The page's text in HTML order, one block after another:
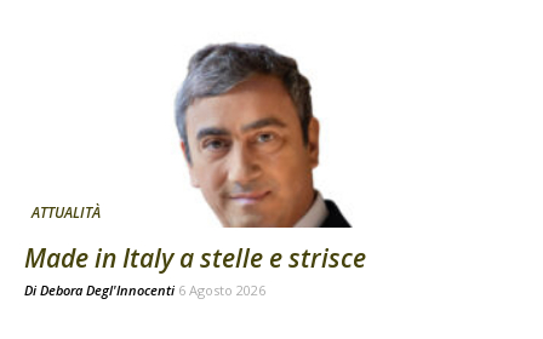
ATTUALITÀ
Made in Italy a stelle e strisce
Di Debora Degl'Innocenti 6 Agosto 2026